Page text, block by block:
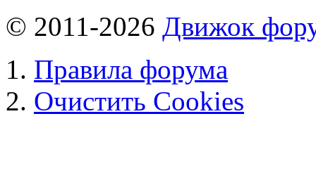
© 2011-2026 Движок
Правила форума
Очистить Cookies